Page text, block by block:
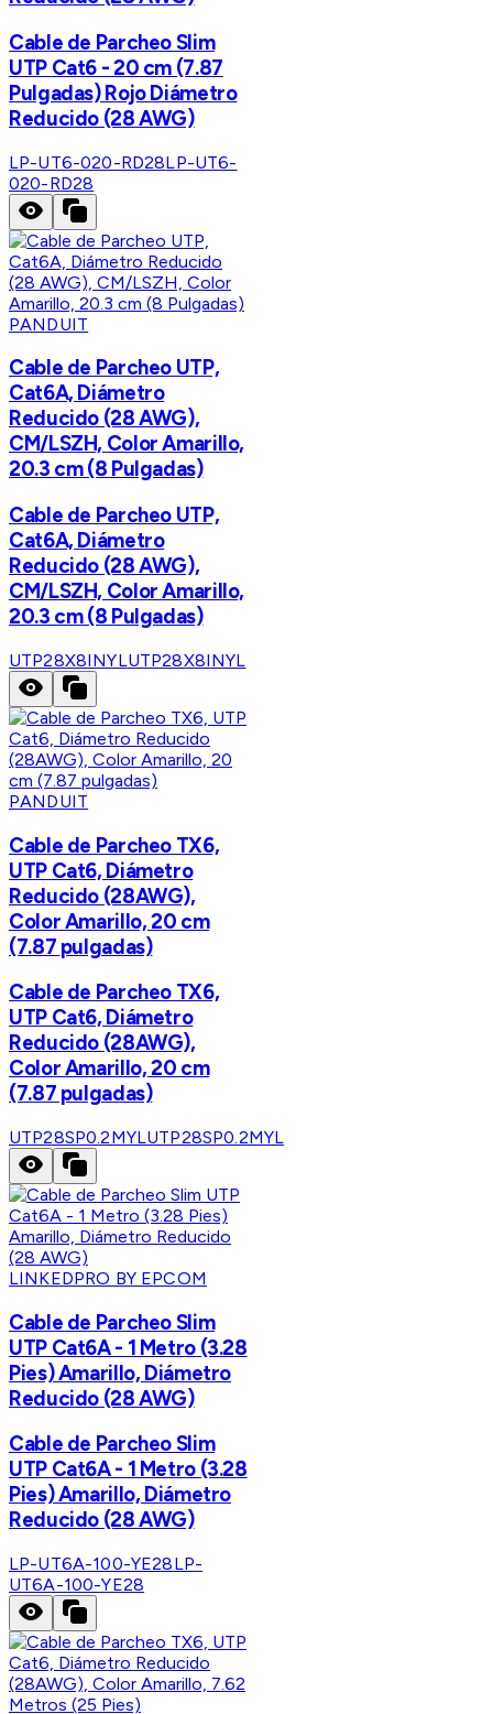
Cable de Parcheo Slim
UTP Cat6 - 20 cm (7.87
Pulgadas) Rojo Diámetro
Reducido (28 AWG)
LP-UT6-020-RD28LP-UT6-
020-RD28
PANDUIT
Cable de Parcheo UTP,
Cat6A, Diámetro
Reducido (28 AWG),
CM/LSZH, Color Amarillo,
20.3 cm (8 Pulgadas)
Cable de Parcheo UTP,
Cat6A, Diámetro
Reducido (28 AWG),
CM/LSZH, Color Amarillo,
20.3 cm (8 Pulgadas)
UTP28X8INYLUTP28X8INYL
PANDUIT
Cable de Parcheo TX6,
UTP Cat6, Diámetro
Reducido (28AWG),
Color Amarillo, 20 cm
(7.87 pulgadas)
Cable de Parcheo TX6,
UTP Cat6, Diámetro
Reducido (28AWG),
Color Amarillo, 20 cm
(7.87 pulgadas)
UTP28SP0.2MYLUTP28SP0.2MYL
LINKEDPRO BY EPCOM
Cable de Parcheo Slim
UTP Cat6A - 1 Metro (3.28
Pies) Amarillo, Diámetro
Reducido (28 AWG)
Cable de Parcheo Slim
UTP Cat6A - 1 Metro (3.28
Pies) Amarillo, Diámetro
Reducido (28 AWG)
LP-UT6A-100-YE28LP-
UT6A-100-YE28